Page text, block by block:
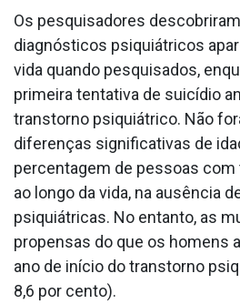
Os pesquisadores
diagnósticos psiquiátricos
vida quando pesquisados,
primeira tentativa de suicídio
transtorno psiquiátrico. Não
diferenças significativas de
percentagem de pessoas
ao longo da vida, na ausência
psiquiátricas. No entanto, as
propensas do que os homens
ano de início do transtorno
8,6 por cento).